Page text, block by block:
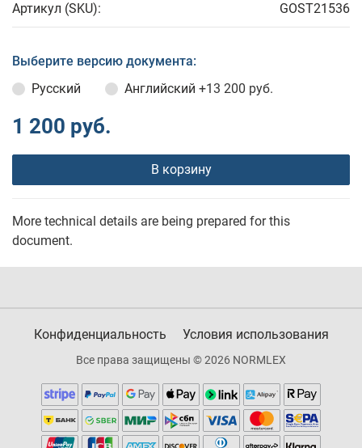
Артикул (SKU): GOST21536
Выберите версию документа:
Русский
Английский +13 200 руб.
1 200 руб.
В корзину
More technical details are being prepared for this
document.
Конфиденциальность Условия использования
Все права защищены © 2026 NORMLEX